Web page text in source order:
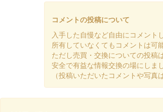
2024年11月3日（金）に開催された
降は松本市観光……
松本城 御城印 オシロボ
2024年11月3日（金）に開催され
降は松本市観光……
コメントの投稿について
入手した自慢など自由にコメント
所有していなくてもコメントは可
ただし売買・交換についての投稿
安全で有益な情報交換の場にしま
（投稿いただいたコメントや写真